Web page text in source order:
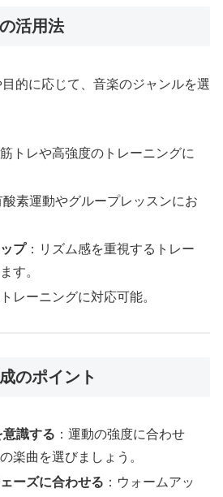
活用法
的に応じて、音楽のジャンルを選
トレや高強度のトレーニングに
酸素運動やグループレッスンにお
プ：リズム感を重視するトレー
す。
レーニングに対応可能。
のポイント
識する ：運動の強度に合わせ
楽曲を選びましょう。
ーズに合わせる ：ウォームアッ